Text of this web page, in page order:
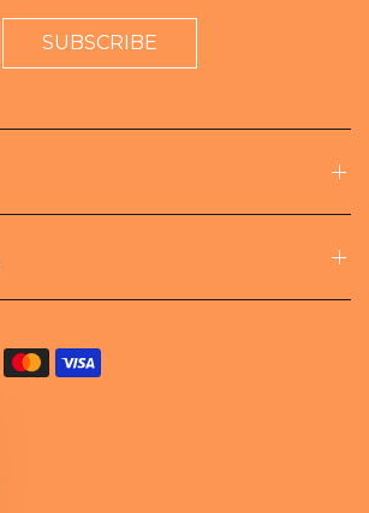
SUBSCRIBE